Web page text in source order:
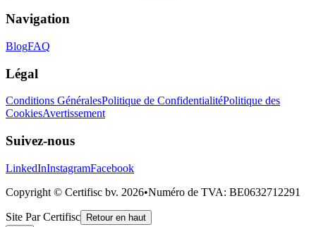
Navigation
BlogFAQ
Légal
Conditions GénéralesPolitique de ConfidentialitéPolitique des
CookiesAvertissement
Suivez-nous
LinkedInInstagramFacebook
Copyright © Certifisc bv. 2026•Numéro de TVA: BE0632712291
Site Par Certifisc Retour en haut